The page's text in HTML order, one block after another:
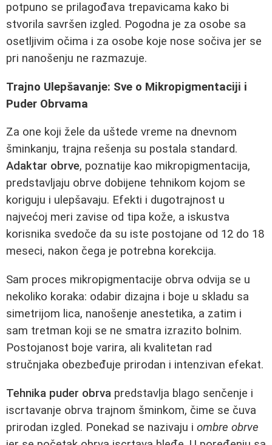
potpuno se prilagođava trepavicama kako bi
stvorila savršen izgled. Pogodna je za osobe sa
osetljivim očima i za osobe koje nose sočiva jer se
pri nanošenju ne razmazuje.
Trajno Ulepšavanje: Sve o Mikropigmentaciji i
Puder Obrvama
Za one koji žele da uštede vreme na dnevnom
šminkanju, trajna rešenja su postala standard.
Adaktar obrve, poznatije kao mikropigmentacija,
predstavljaju obrve dobijene tehnikom kojom se
koriguju i ulepšavaju. Efekti i dugotrajnost u
najvećoj meri zavise od tipa kože, a iskustva
korisnika svedoče da su iste postojane od 12 do 18
meseci, nakon čega je potrebna korekcija.
Sam proces mikropigmentacije obrva odvija se u
nekoliko koraka: odabir dizajna i boje u skladu sa
simetrijom lica, nanošenje anestetika, a zatim i
sam tretman koji se ne smatra izrazito bolnim.
Postojanost boje varira, ali kvalitetan rad
stručnjaka obezbeđuje prirodan i intenzivan efekat.
Tehnika puder obrva predstavlja blago senčenje i
iscrtavanje obrva trajnom šminkom, čime se čuva
prirodan izgled. Ponekad se nazivaju i ombre obrve